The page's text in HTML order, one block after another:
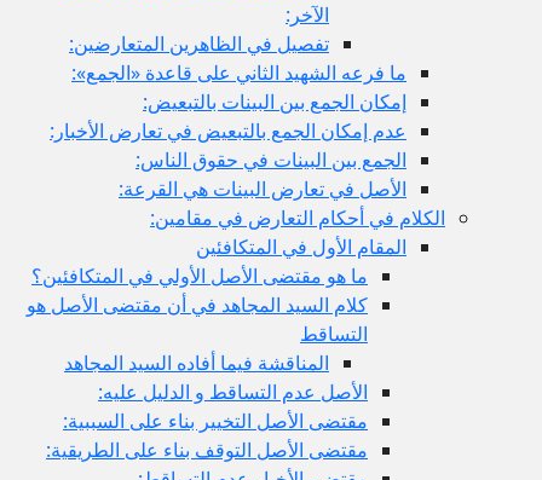
تفصيل في الظاهرين المتعارضين:
ما فرعه الشهيد الثاني على قاعدة «الجمع»:
إمكان الجمع بين البينات بالتبعيض:
عدم إمكان الجمع بالتبعيض في تعارض الأخبار:
الجمع بين البينات في حقوق الناس:
الأصل في تعارض البينات هي القرعة:
الكلام في أحكام التعارض في مقامين:
المقام الأول في المتكافئين
ما هو مقتضى الأصل الأولي في المتكافئين؟
كلام السيد المجاهد في أن مقتضى الأصل هو
التساقط
المناقشة فيما أفاده السيد المجاهد
الأصل عدم التساقط و الدليل عليه:
مقتضى الأصل التخيير بناء على السببية:
مقتضى الأصل التوقف بناء على الطريقية: